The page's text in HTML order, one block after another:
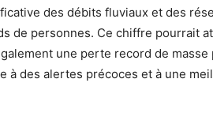
des débits fluviaux et des
de personnes. Ce chiffre pourrait
une perte record de masse
à des alertes précoces et à une